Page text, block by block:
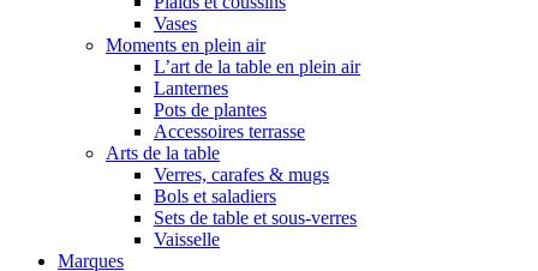
Vases
Moments en plein air
L’art de la table en plein air
Lanternes
Pots de plantes
Accessoires terrasse
Arts de la table
Verres, carafes & mugs
Bols et saladiers
Sets de table et sous-verres
Vaisselle
Marques